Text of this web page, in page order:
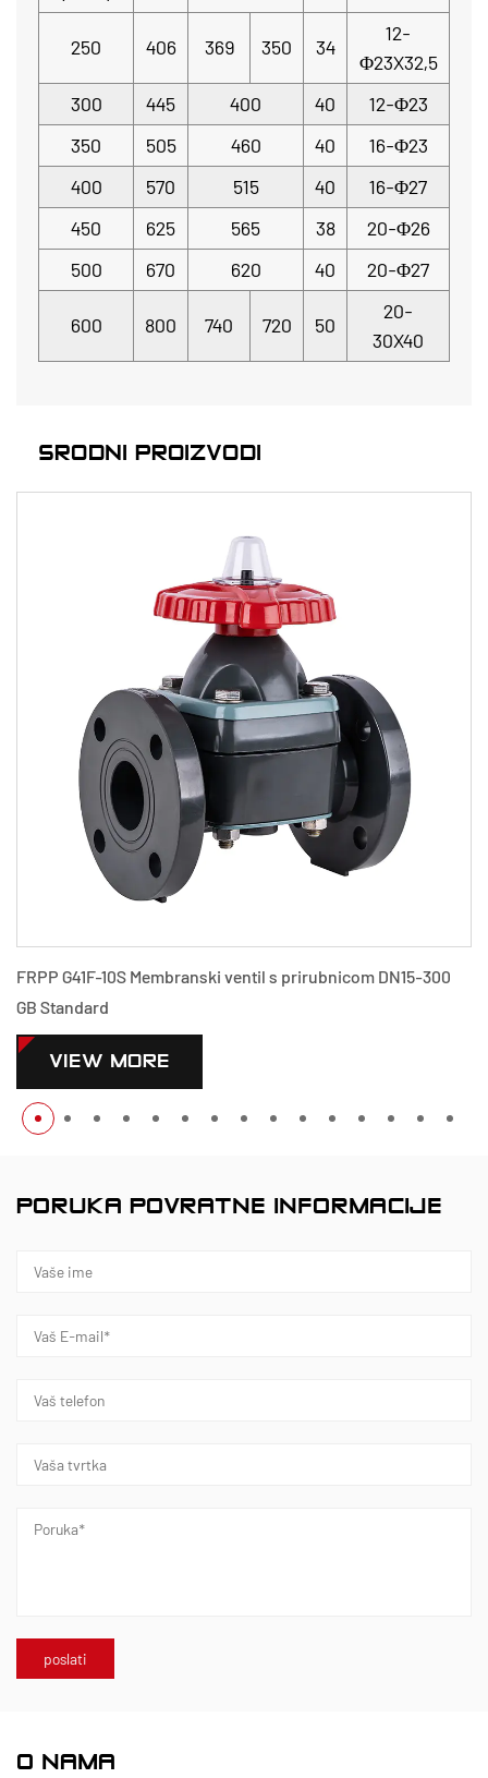
250 406 369 350 34
12-
Φ23X32,5
300
445 400 40
12-Φ23
350
505 460 40
16-Φ23
400
570 515 40
16-Φ27
450
625 565 38
20-Φ26
500
670 620 40 20-Φ27
600 800 740 720 50
20-
30X40
SRODNI PROIZVODI
s prirubnicom DN15-300
PPH G41F-10S Membranski ventil
PORUKA POVRATNE INFORMACIJE
O NAMA